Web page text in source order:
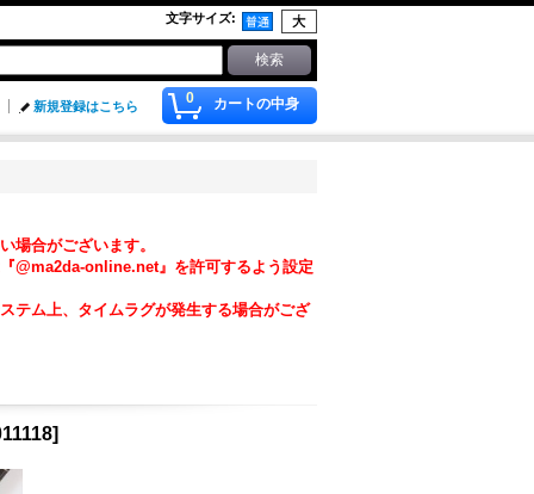
文字サイズ:
0 カートの中身
新規登録はこちら
場合がございます。
@ma2da-online.net』を許可するよう設定
テム上、タイムラグが発生する場合がござ
]